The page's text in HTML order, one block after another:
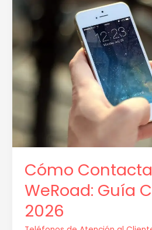
Cómo
WeRoad: Guía
2026
Contactar
con
WeRoad:
Guía
Completa
2026